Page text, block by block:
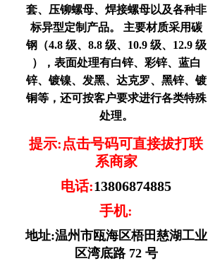
套、压铆螺母、焊接螺母以及各种非
标异型定制产品。 主要材质采用碳
钢（4.8 级、8.8 级、10.9 级、12.9 级
），表面处理有白锌、彩锌、蓝白
锌、镀镍、发黑、达克罗、黑锌、镀
铜等，还可按客户要求进行各类特殊
处理。
提示:点击号码可直接拔打联
系商家
电话:13806874885
手机:
地址:温州市瓯海区梧田慈湖工业
区湾底路 72 号